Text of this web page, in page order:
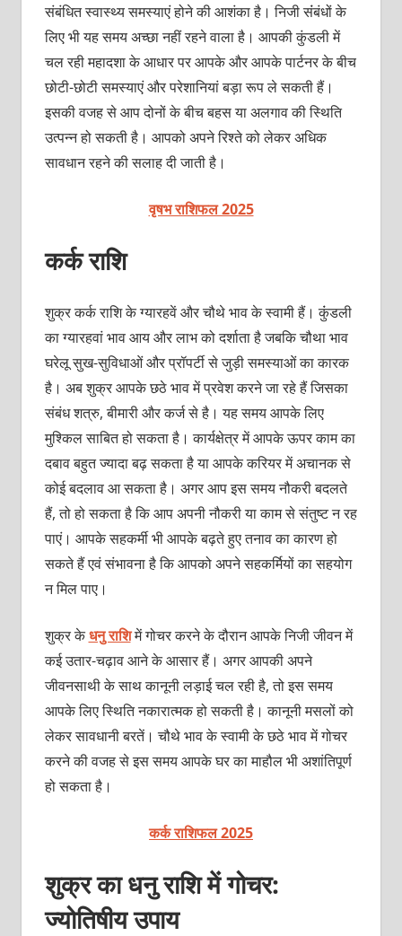
संबंधित स्‍वास्‍थ्‍य समस्‍याएं होने की आशंका है। निजी संंबंधों के
लिए भी यह समय अच्‍छा नहीं रहने वाला है। आपकी कुंडली में
चल रही महादशा के आधार पर आपके और आपके पार्टनर के बीच
छोटी-छोटी समस्‍याएं और परेशानियां बड़ा रूप ले सकती हैं।
इसकी वजह से आप दोनों के बीच बहस या अलगाव की स्थिति
उत्‍पन्‍न हो सकती है। आपको अपने रिश्‍ते को लेकर अधिक
सावधान रहने की सलाह दी जाती है।
वृषभ राशिफल 2025
कर्क राशि
शुक्र कर्क राशि के ग्‍यारहवें और चौथे भाव के स्‍वामी हैं। कुंंडली
का ग्‍यारहवां भाव आय और लाभ को दर्शाता है जबकि चौथा भाव
घरेलू सुख-सुविधाओं और प्रॉपर्टी से जुड़ी समस्‍याओं का कारक
है। अब शुक्र आपके छठे भाव में प्रवेश करने जा रहे हैं जिसका
संबंध शत्रु, बीमारी और कर्ज से है। यह समय आपके लिए
मुश्किल साबित हो सकता है। कार्यक्षेत्र में आपके ऊपर काम का
दबाव बहुत ज्‍यादा बढ़ सकता है या आपके करियर में अचानक से
कोई बदलाव आ सकता है। अगर आप इस समय नौकरी बदलते
हैं, तो हो सकता है कि आप अपनी नौकरी या काम से संतुष्‍ट न रह
पाएं। आपके सहकर्मी भी आपके बढ़ते हुए तनाव का कारण हो
सकते हैं एवं संभावना है कि आपको अपने सहकर्मियों का सहयोग
न मिल पाए।
शुक्र केधनु राशिमें गोचर करने के दौरान आपके निजी जीवन में
कई उतार-चढ़ाव आने के आसार हैं। अगर आपकी अपने
जीवनसाथी के साथ कानूनी लड़ाई चल रही है, तो इस समय
आपके लिए स्थिति नकारात्‍मक हो सकती है। कानूनी मसलों को
लेकर सावधानी बरतें। चौथे भाव के स्‍वामी के छठे भाव में गोचर
करने की वजह से इस समय आपके घर का माहौल भी अशांतिपूर्ण
हो सकता है।
कर्क राशिफल 2025
शुक्र का धनु राशि में गोचर:
ज्‍योतिषीय उपाय